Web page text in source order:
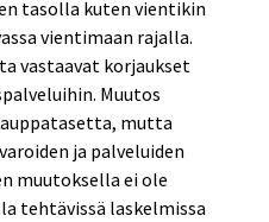
tasolla kuten vientikin
vientimaan rajalla.
vastaavat korjaukset
Muutos
mutta
ja palveluiden
muutoksella ei ole
tehtävissä laskelmissa